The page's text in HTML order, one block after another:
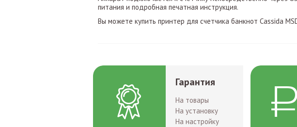
питания и подробная печатная инструкция.
Вы можете купить принтер для счетчика банкнот Cassida
Гарантия
На товары
На установку
На настройку